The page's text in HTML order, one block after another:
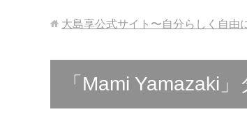
大島享公式サイト〜自分らしく自由
「Mami Yamazaki